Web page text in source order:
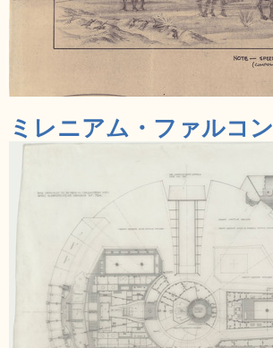
ミレニアム・ファルコン